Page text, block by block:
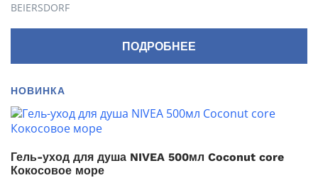
BEIERSDORF
ПОДРОБНЕЕ
НОВИНКА
Гель-уход для душа NIVEA 500мл Coconut core
Кокосовое море